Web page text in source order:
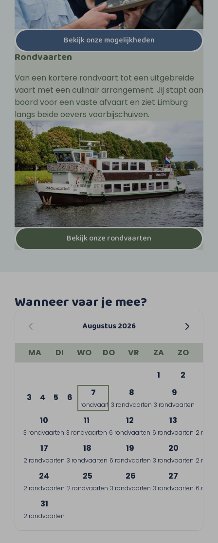
Bekijk onze mogelijkheden
Rondvaarten
Van een kortere rondvaart tot een uitgebreide
vaart met een culinair arrangement. Jij stapt aan
boord voor een vaste afvaart en ziet Limburg
langs beide oevers voorbijschuiven.
Bekijk onze rondvaarten
Wanneer vaar je mee?
Augustus 2026
MA DI WO DO VR ZA
ZO
1
2
3 4 5 6 7
1 rondvaart
8
3 rondvaarten
9
3 rondvaarten
10
3 rondvaarten
11
3 rondvaarten
12
6 rondvaarten
13
6 rondvaarten 2
17
2 rondvaarten
18
3 rondvaarten
19
6 rondvaarten
20
3 rondvaarten 2
24
2 rondvaarten
25
2 rondvaarten
26
3 rondvaarten
27
3 rondvaarten 6
31
2 rondvaarten